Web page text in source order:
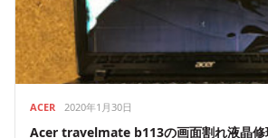
ACER 2020年1月30日
Acer travelmate b113の画面割れ液晶修